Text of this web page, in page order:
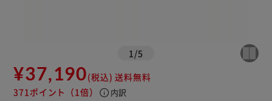
1 /5
¥37,190(税込) 送料無料
371ポイント （1倍） info 内訳